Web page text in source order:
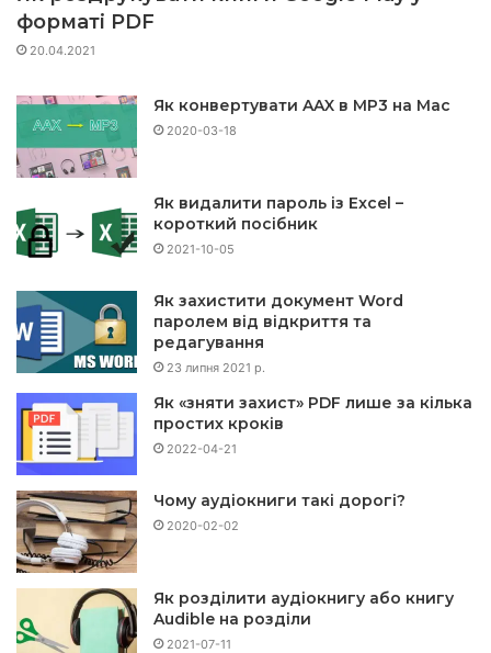
форматі PDF
20.04.2021
Як конвертувати AAX в MP3 на Mac
2020-03-18
Як видалити пароль із Excel –
короткий посібник
2021-10-05
Як захистити документ Word
паролем від відкриття та
редагування
23 липня 2021 р.
Як «зняти захист» PDF лише за кілька
простих кроків
2022-04-21
Чому аудіокниги такі дорогі?
2020-02-02
Як розділити аудіокнигу або книгу
Audible на розділи
2021-07-11